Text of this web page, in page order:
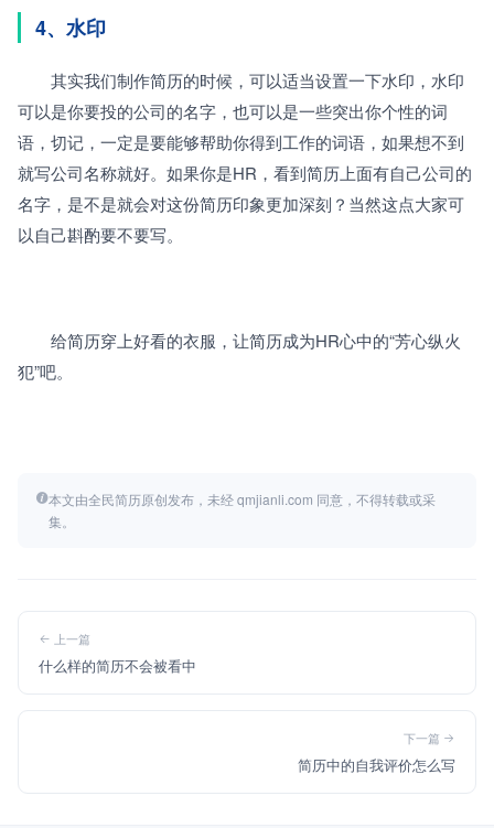
4、水印
其实我们制作简历的时候，可以适当设置一下水印，水印
可以是你要投的公司的名字，也可以是一些突出你个性的词
语，切记，一定是要能够帮助你得到工作的词语，如果想不到
就写公司名称就好。如果你是HR，看到简历上面有自己公司的
名字，是不是就会对这份简历印象更加深刻？当然这点大家可
以自己斟酌要不要写。
给简历穿上好看的衣服，让简历成为HR心中的“芳心纵火
犯”吧。
本文由全民简历原创发布，未经 qmjianli.com 同意，不得转载或采
集。
上一篇
什么样的简历不会被看中
下一篇
简历中的自我评价怎么写